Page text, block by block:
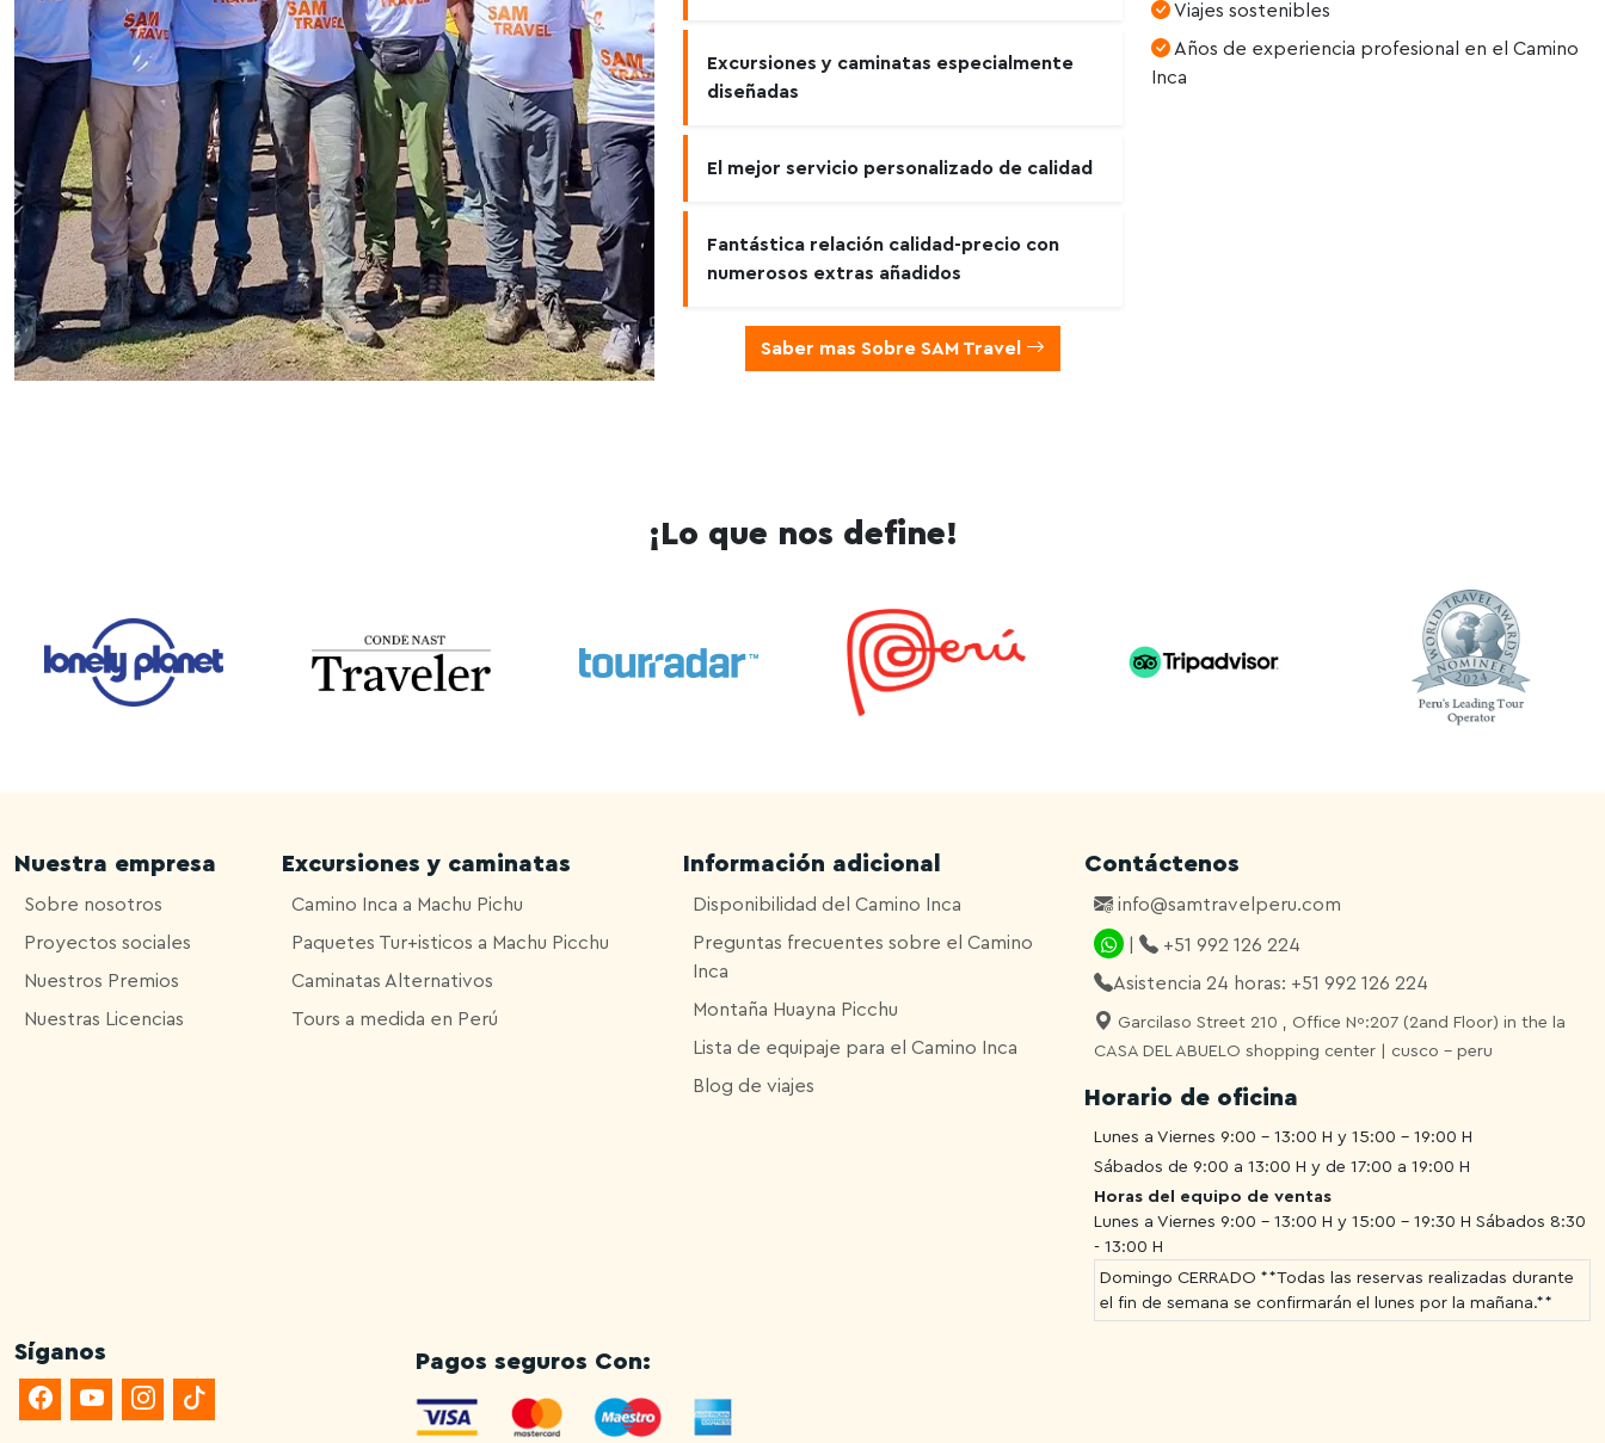
Excursiones y caminatas especialmente
diseñadas
El mejor servicio personalizado de calidad
Fantástica relación calidad-precio con
numerosos extras añadidos
Saber mas Sobre SAM Travel
Viajes sostenibles
Años de experiencia profesional en el Camino
Inca
¡Lo que nos define!
Nuestra empresa
Sobre nosotros
Proyectos sociales
Nuestros Premios
Nuestras Licencias
Excursiones y caminatas
Camino Inca a Machu Pichu
Paquetes Tur+isticos a Machu Picchu
Caminatas Alternativos
Tours a medida en Perú
Información adicional
Disponibilidad del Camino Inca
Preguntas frecuentes sobre el Camino
Inca
Montaña Huayna Picchu
Lista de equipaje para el Camino Inca
Blog de viajes
Contáctenos
info@samtravelperu.com
+51 992 126 224
Asistencia 24 horas: +51 992 126 224
Garcilaso Street 210 , Office Nº:207 (2and Floor) in the la
CASA DEL ABUELO shopping center | cusco - peru
Horario de oficina
Lunes a Viernes 9:00 - 13:00 H y 15:00 - 19:00 H
Sábados de 9:00 a 13:00 H y de 17:00 a 19:00 H
Horas del equipo de ventas
Lunes a Viernes 9:00 - 13:00 H y 15:00 - 19:30 H Sábados 8:30
- 13:00 H
Domingo CERRADO **Todas las reservas realizadas durante
el fin de semana se confirmarán el lunes por la mañana.**
Síganos Pagos seguros Con: